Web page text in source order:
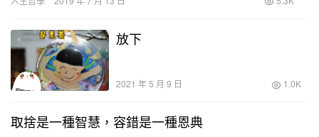
放下
2021 年 5 月 9 日 1.0K
取捨是一種智慧，容錯是一種恩典